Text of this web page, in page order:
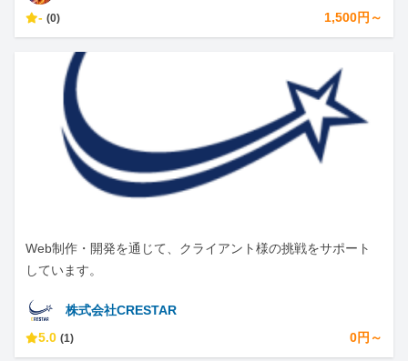
- (0) 1,500円～
Web制作・開発を通じて、クライアント様の挑戦をサポート
しています。
株式会社CRESTAR
5.0 (1) 0円～